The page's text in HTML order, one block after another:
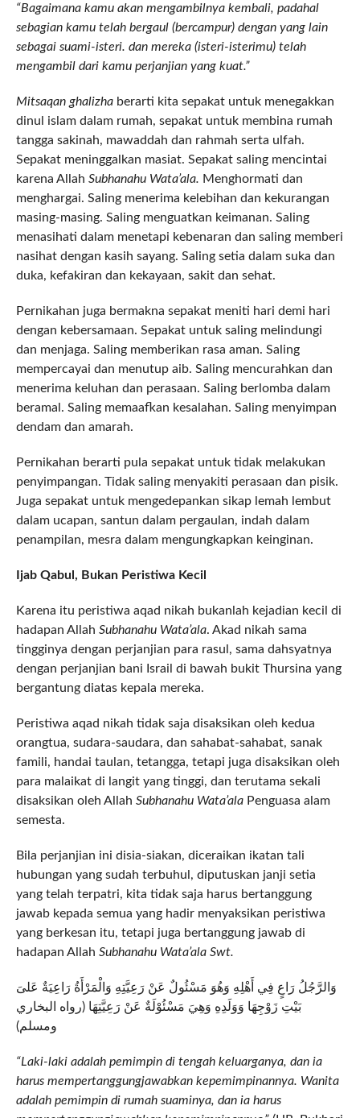
“Bagaimana kamu akan mengambilnya kembali, padahal
sebagian kamu telah bergaul (bercampur) dengan yang lain
sebagai suami-isteri. dan mereka (isteri-isterimu) telah
mengambil dari kamu perjanjian yang kuat.”
Mitsaqan ghalizhaberarti kita sepakat untuk menegakkan
dinul islam dalam rumah, sepakat untuk membina rumah
tangga sakinah, mawaddah dan rahmah serta ulfah.
Sepakat meninggalkan masiat. Sepakat saling mencintai
karena Allah Subhanahu Wata’ala. Menghormati dan
menghargai. Saling menerima kelebihan dan kekurangan
masing-masing. Saling menguatkan keimanan. Saling
menasihati dalam menetapi kebenaran dan saling memberi
nasihat dengan kasih sayang. Saling setia dalam suka dan
duka, kefakiran dan kekayaan, sakit dan sehat.
Pernikahan juga bermakna sepakat meniti hari demi hari
dengan kebersamaan. Sepakat untuk saling melindungi
dan menjaga. Saling memberikan rasa aman. Saling
mempercayai dan menutup aib. Saling mencurahkan dan
menerima keluhan dan perasaan. Saling berlomba dalam
beramal. Saling memaafkan kesalahan. Saling menyimpan
dendam dan amarah.
Pernikahan berarti pula sepakat untuk tidak melakukan
penyimpangan. Tidak saling menyakiti perasaan dan pisik.
Juga sepakat untuk mengedepankan sikap lemah lembut
dalam ucapan, santun dalam pergaulan, indah dalam
penampilan, mesra dalam mengungkapkan keinginan.
Ijab Qabul, Bukan Peristiwa Kecil
Karena itu peristiwa aqad nikah bukanlah kejadian kecil di
hadapan Allah Subhanahu Wata’ala. Akad nikah sama
tingginya dengan perjanjian para rasul, sama dahsyatnya
dengan perjanjian bani Israil di bawah bukit Thursina yang
bergantung diatas kepala mereka.
Peristiwa aqad nikah tidak saja disaksikan oleh kedua
orangtua, sudara-saudara, dan sahabat-sahabat, sanak
famili, handai taulan, tetangga, tetapi juga disaksikan oleh
para malaikat di langit yang tinggi, dan terutama sekali
disaksikan oleh Allah Subhanahu Wata’alaPenguasa alam
semesta.
Bila perjanjian ini disia-siakan, diceraikan ikatan tali
hubungan yang sudah terbuhul, diputuskan janji setia
yang telah terpatri, kita tidak saja harus bertanggung
jawab kepada semua yang hadir menyaksikan peristiwa
yang berkesan itu, tetapi juga bertanggung jawab di
hadapan Allah Subhanahu Wata’ala Swt.
وَالرَّجُلُ رَاعٍ فِي أَهْلِهِ وَهُوَ مَسْئُولٌ عَنْ رَعِيَّتِهِ وَالْمَرْأَةُ رَاعِيَةٌ عَلىَ
بَيْتِ زَوْجِهَا وَوَلَدِهِ وَهِيَ مَسْئُوْلَةٌ عَنْ رَعِيَّتِهَا (رواه البخاري
ومسلم)
“Laki-laki adalah pemimpin di tengah keluarganya, dan ia
harus mempertanggungjawabkan kepemimpinannya. Wanita
adalah pemimpin di rumah suaminya, dan ia harus